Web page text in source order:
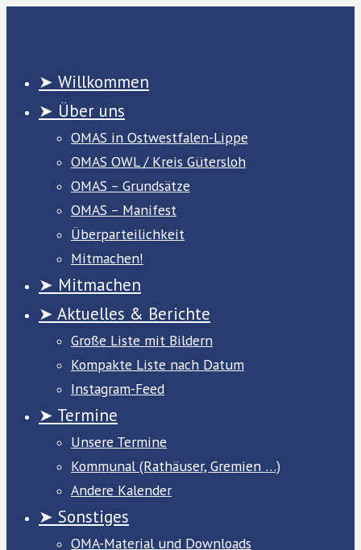
➤ Willkommen
➤ Über uns
OMAS in Ostwestfalen-Lippe
OMAS OWL / Kreis Gütersloh
OMAS – Grundsätze
OMAS – Manifest
Überparteilichkeit
Mitmachen!
➤ Mitmachen
➤ Aktuelles & Berichte
Große Liste mit Bildern
Kompakte Liste nach Datum
Instagram-Feed
➤ Termine
Unsere Termine
Kommunal (Rathäuser, Gremien …)
Andere Kalender
➤ Sonstiges
OMA-Material und Downloads